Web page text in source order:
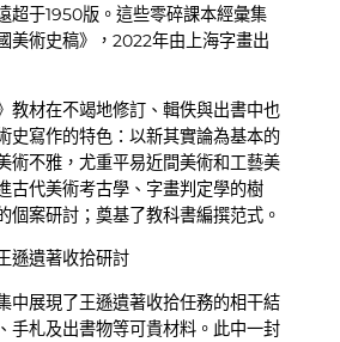
超于1950版。這些零碎課本經彙集
美術史稿》，2022年由上海字畫出
教材在不竭地修訂、輯佚與出書中也
史寫作的特色：以新其實論為基本的
術不雅，尤重平易近間美術和工藝美
古代美術考古學、字畫判定學的樹
個案研討；奠基了教科書編撰范式。
遜遺著收拾研討
中展現了王遜遺著收拾任務的相干結
手札及出書物等可貴材料。此中一封